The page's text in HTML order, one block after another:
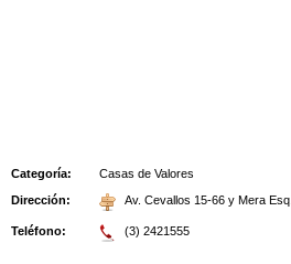
Categoría:
Casas de Valores
Dirección:
Av. Cevallos 15-66 y Mera Esq.
Teléfono: (3) 2421555